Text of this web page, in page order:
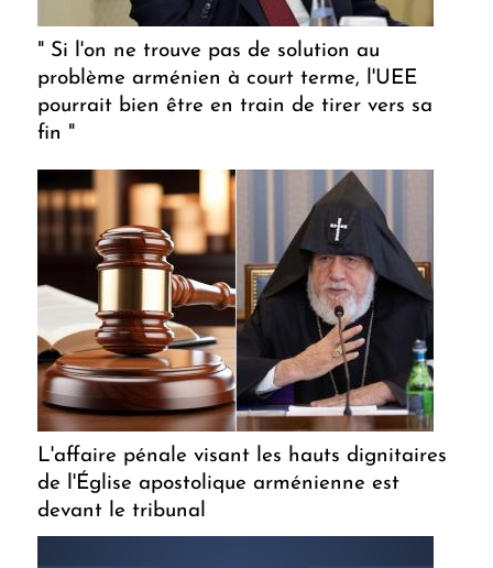
" Si l'on ne trouve pas de solution au
problème arménien à court terme, l'UEE
pourrait bien être en train de tirer vers sa
fin "
L'affaire pénale visant les hauts dignitaires
de l'Église apostolique arménienne est
devant le tribunal